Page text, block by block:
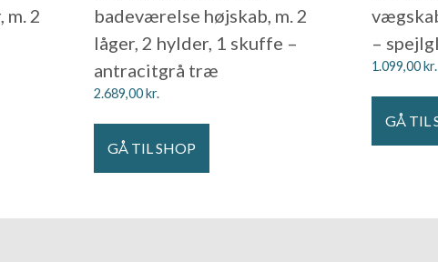
2
badeværelse højskab, m. 2
låger, 2 hylder, 1 skuffe –
antracitgrå træ
2.689,00kr.
GÅ TIL SHOP
–
1.099,00kr.
GÅ TIL